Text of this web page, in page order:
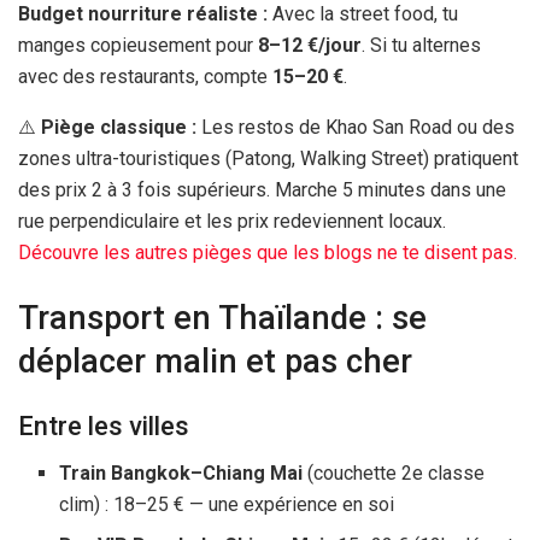
Budget nourriture réaliste : Avec la street food, tu
manges copieusement pour 8–12 €/jour. Si tu alternes
avec des restaurants, compte 15–20 €.
⚠️ Piège classique : Les restos de Khao San Road ou des
zones ultra-touristiques (Patong, Walking Street) pratiquent
des prix 2 à 3 fois supérieurs. Marche 5 minutes dans une
rue perpendiculaire et les prix redeviennent locaux.
Découvre les autres pièges que les blogs ne te disent pas.
Transport en Thaïlande : se
déplacer malin et pas cher
Entre les villes
Train Bangkok–Chiang Mai (couchette 2e classe
clim) : 18–25 € — une expérience en soi